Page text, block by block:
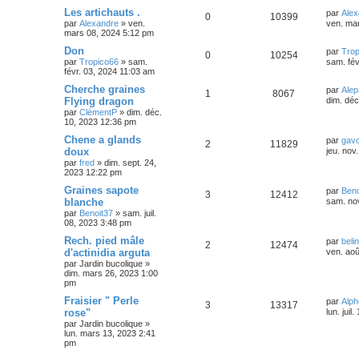
Les artichauts .
par Alexandre » ven.
mars 08, 2024 5:12 pm
0 10399 par
ven.
Don
par Tropico66 » sam.
févr. 03, 2024 11:03 am
0 10254 par
sam.
Cherche graines
Flying dragon
par ClémentP » dim. déc.
10, 2023 12:36 pm
1 8067 par
dim.
Chene a glands
doux
par fred » dim. sept. 24,
2023 12:22 pm
2 11829 par
jeu.
Graines sapote
blanche
par Benoit37 » sam. juil.
08, 2023 3:48 pm
3 12412 par
sam.
Rech. pied mâle
d'actinidia arguta
par Jardin bucolique »
dim. mars 26, 2023 1:00
pm
2 12474 par
ven.
Fraisier " Perle
rose"
par Jardin bucolique »
lun. mars 13, 2023 2:41
pm
3 13317 par
lun. juil.